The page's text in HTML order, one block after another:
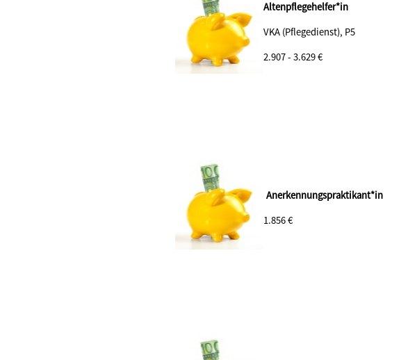
Altenpflegehelfer*in
VKA (Pflegedienst), P5
2.907 - 3.629 €
Anerkennungspraktikant*in
1.856 €